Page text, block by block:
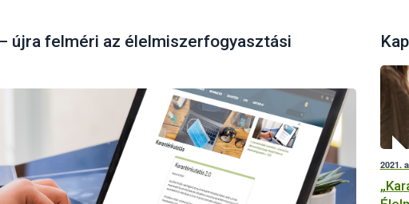
újra felméri az élelmiszerfogyasztási
2021.